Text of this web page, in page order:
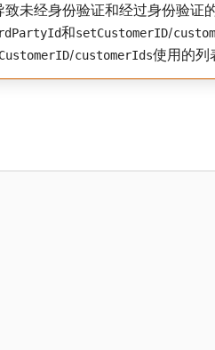
未经身份验证和经过身份验证
和setCustomerID/
/customerIds使用的列